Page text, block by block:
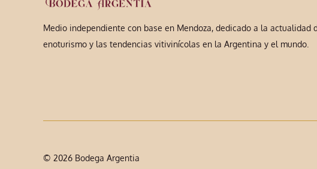
Medio independiente con base en Mendoza, dedicado a la actualidad
enoturismo y las tendencias vitivinícolas en la Argentina y el mundo.
© 2026 Bodega Argentia